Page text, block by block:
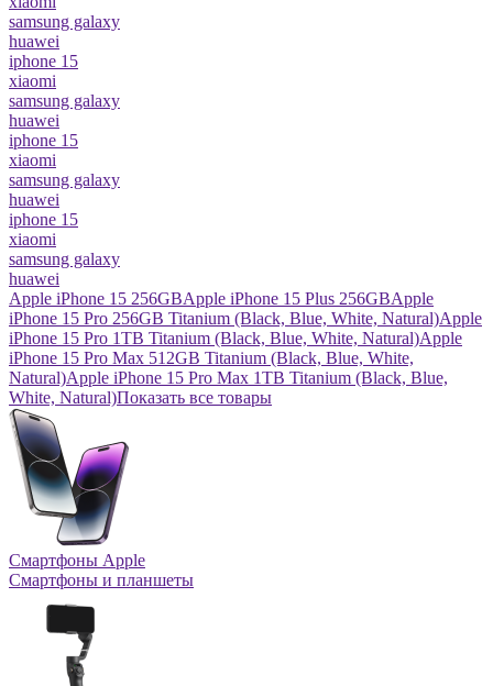
samsung galaxy
huawei
iphone 15
xiaomi
samsung galaxy
huawei
iphone 15
xiaomi
samsung galaxy
huawei
iphone 15
xiaomi
samsung galaxy
huawei
Apple iPhone 15 256GBApple iPhone 15 Plus 256GBApple
iPhone 15 Pro 256GB Titanium (Black, Blue, White, Natural)Apple
iPhone 15 Pro 1TB Titanium (Black, Blue, White, Natural)Apple
iPhone 15 Pro Max 512GB Titanium (Black, Blue, White,
Natural)Apple iPhone 15 Pro Max 1TB Titanium (Black, Blue,
White, Natural)Показать все товары
Смартфоны Apple
Смартфоны и планшеты